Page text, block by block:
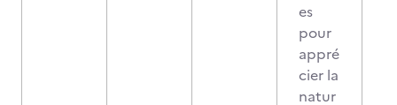
es
pour
appré
cier la
natur